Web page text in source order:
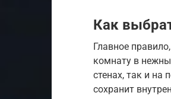
Как
Главное
комнату в
стенах, так и на
сохранит